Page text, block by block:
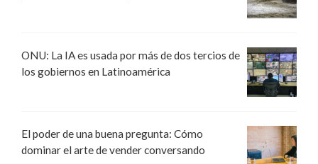
ONU: La IA es usada por más de dos tercios de
los gobiernos en Latinoamérica
El poder de una buena pregunta: Cómo
dominar el arte de vender conversando